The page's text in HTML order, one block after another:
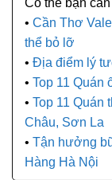
Cần Thơ
thể bỏ lỡ
Địa điểm lý
Top 11 Quán
Top 11 Quán
Châu, Sơn La
Tận hưởng
Hàng Hà Nội